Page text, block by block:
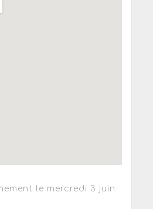
le mercredi 3 juin